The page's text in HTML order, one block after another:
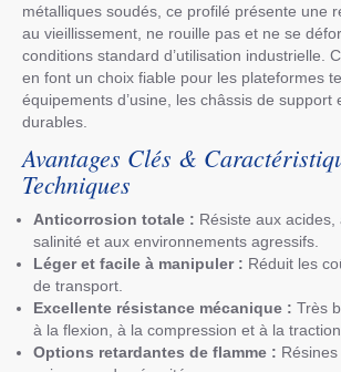
métalliques soudés, ce profilé présente une
au vieillissement, ne rouille pas et ne se
conditions standard d’utilisation industrielle.
en font un choix fiable pour les plateformes
équipements d’usine, les châssis de support
durables.
Avantages Clés &
Techniques
Anticorrosion totale : Résiste aux acides,
salinité et aux environnements agressifs.
Léger et facile à manipuler : Réduit les
de transport.
Excellente résistance mécanique : Très
à la flexion, à la compression et à la traction.
Options retardantes de flamme :